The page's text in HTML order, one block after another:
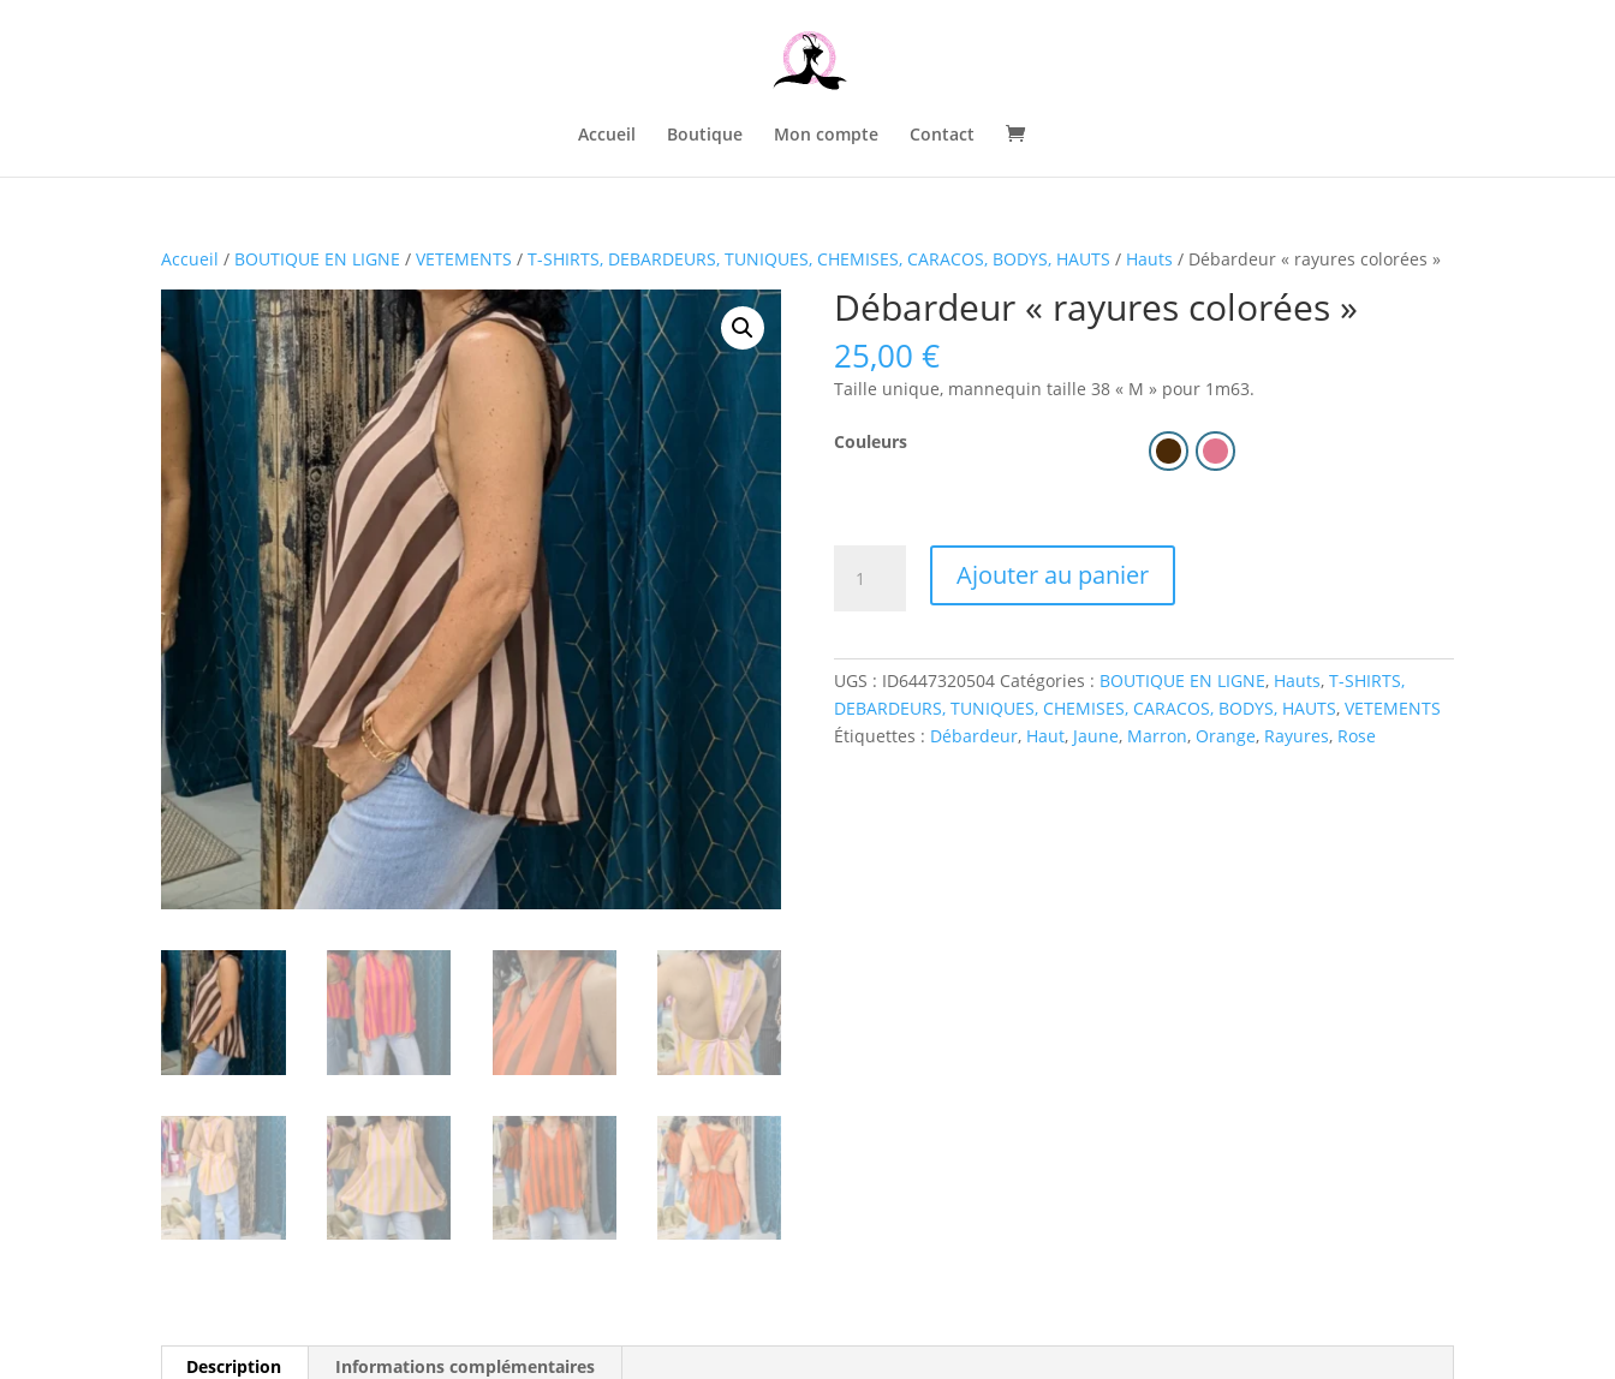
Accueil Boutique Mon compte Contact
Accueil / BOUTIQUE EN LIGNE /VETEMENTS /T-SHIRTS, DEBARDEURS, TUNIQUES, CHEMISES, CARACOS, BODYS, HAUTS / Hauts / Débardeur « rayures colorées »
Débardeur « rayures colorées »
25,00 €
Taille unique, mannequin taille 38 « M » pour 1m63.
Couleurs
Ajouter au panier
UGS : ID6447320504 Catégories : BOUTIQUE EN LIGNE, Hauts, T-SHIRTS,
DEBARDEURS, TUNIQUES, CHEMISES, CARACOS, BODYS, HAUTS, VETEMENTS
Étiquettes : Débardeur, Haut, Jaune, Marron, Orange, Rayures, Rose
Description Informations complémentaires